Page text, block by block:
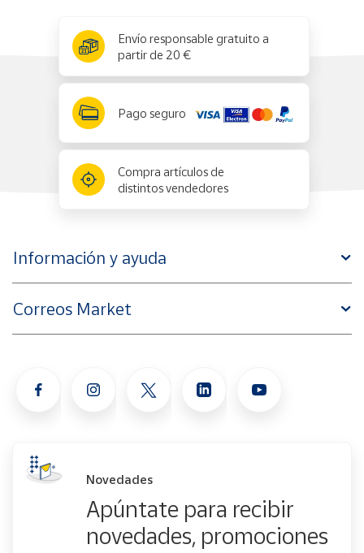
Envío responsable gratuito a
partir de 20 €
Pago seguro
Compra artículos de
distintos vendedores
Información y ayuda
Correos Market
Novedades
Apúntate para recibir
novedades, promociones